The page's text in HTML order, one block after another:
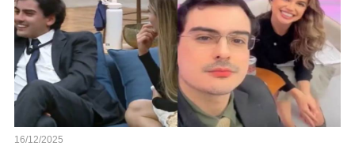
16/12/2025